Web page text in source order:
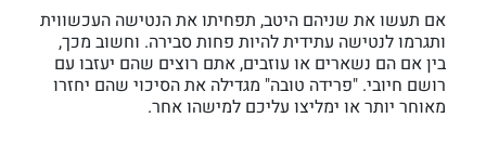
אם תעשו את שניהם היטב, תפחיתו את הנטישה העכשווית
ותגרמו לנטישה עתידית להיות פחות סבירה. וחשוב מכך,
בין אם הם נשארים או עוזבים, אתם רוצים שהם יעזבו עם
רושם חיובי. "פרידה טובה" מגדילה את הסיכוי שהם יחזרו
מאוחר יותר או ימליצו עליכם למישהו אחר.